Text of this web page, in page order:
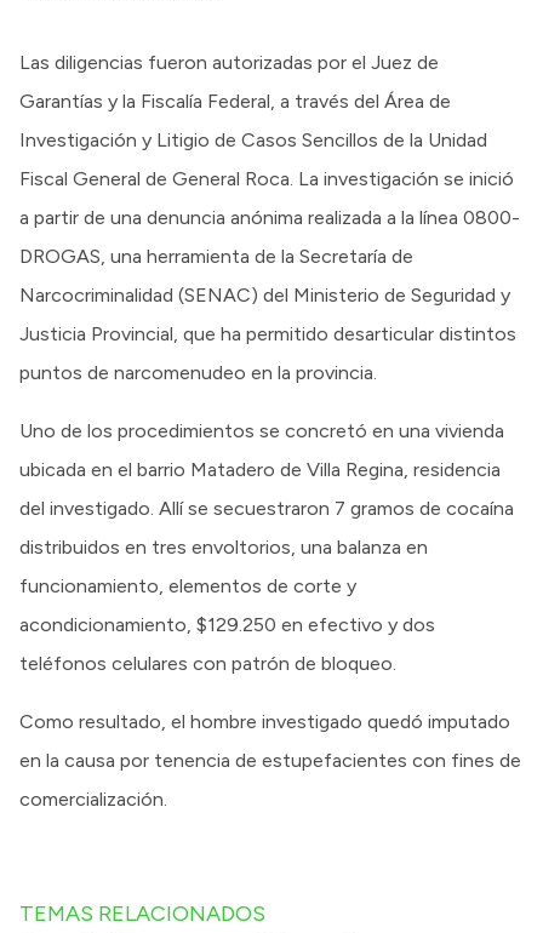
Las diligencias fueron autorizadas por el Juez de
Garantías y la Fiscalía Federal, a través del Área de
Investigación y Litigio de Casos Sencillos de la Unidad
Fiscal General de General Roca. La investigación se inició
a partir de una denuncia anónima realizada a la línea 0800-
DROGAS, una herramienta de la Secretaría de
Narcocriminalidad (SENAC) del Ministerio de Seguridad y
Justicia Provincial, que ha permitido desarticular distintos
puntos de narcomenudeo en la provincia.
Uno de los procedimientos se concretó en una vivienda
ubicada en el barrio Matadero de Villa Regina, residencia
del investigado. Allí se secuestraron 7 gramos de cocaína
distribuidos en tres envoltorios, una balanza en
funcionamiento, elementos de corte y
acondicionamiento, $129.250 en efectivo y dos
teléfonos celulares con patrón de bloqueo.
Como resultado, el hombre investigado quedó imputado
en la causa por tenencia de estupefacientes con fines de
comercialización.
TEMAS RELACIONADOS